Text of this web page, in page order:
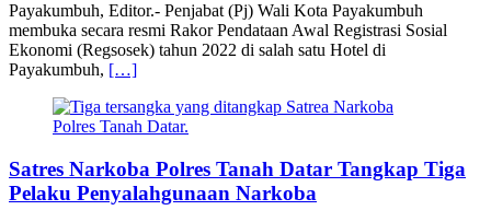
Payakumbuh, Editor.- Penjabat (Pj) Wali Kota Payakumbuh
membuka secara resmi Rakor Pendataan Awal Registrasi Sosial
Ekonomi (Regsosek) tahun 2022 di salah satu Hotel di
Payakumbuh, […]
Satres Narkoba Polres Tanah Datar Tangkap Tiga
Pelaku Penyalahgunaan Narkoba